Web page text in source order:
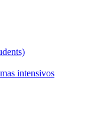
intensivos